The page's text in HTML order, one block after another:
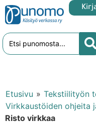
Etusivu » Tekstiilityön
Virkkaustöiden ohjeita
Risto virkkaa